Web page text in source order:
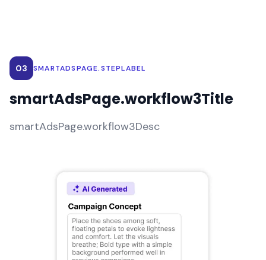
03 SMARTADSPAGE.STEPLABEL
smartAdsPage.workflow3Title
smartAdsPage.workflow3Desc